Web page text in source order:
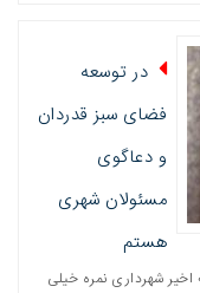
در توسعه
فضای سبز قدردان
و دعاگوی
مسئولان شهری
هستم
شهرداری نمره خیلی